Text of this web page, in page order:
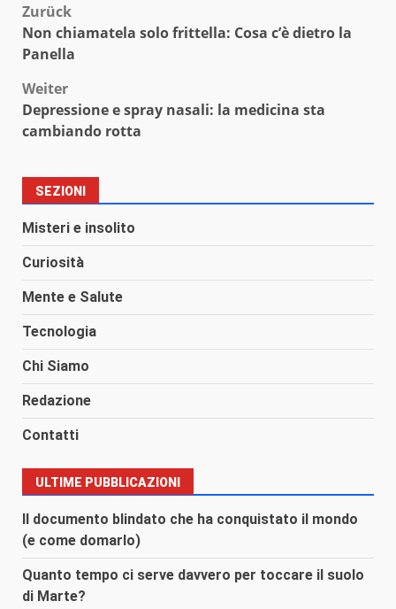
Beitragsnavigation
Zurück
Non chiamatela solo frittella: Cosa c’è dietro la
Panella
Weiter
Depressione e spray nasali: la medicina sta
cambiando rotta
SEZIONI
Misteri e insolito
Curiosità
Mente e Salute
Tecnologia
Chi Siamo
Redazione
Contatti
ULTIME PUBBLICAZIONI
Il documento blindato che ha conquistato il mondo
(e come domarlo)
Quanto tempo ci serve davvero per toccare il suolo
di Marte?